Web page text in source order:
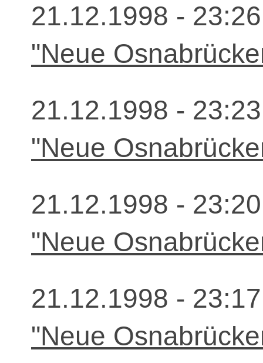
21.12.1998 -
"Neue
21.12.1998 -
"Neue
21.12.1998 -
"Neue
21.12.1998 -
"Neue